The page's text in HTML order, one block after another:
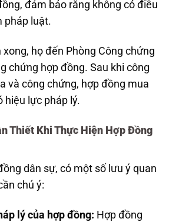
đảm bảo rằng không có điều
pháp luật.
họ đến Phòng Công chứng
chứng hợp đồng. Sau khi công
và công chứng, hợp đồng mua
hiệu lực pháp lý.
Thiết Khi Thực Hiện Hợp Đồng
dân sự, có một số lưu ý quan
chú ý:
lý của hợp đồng: Hợp đồng